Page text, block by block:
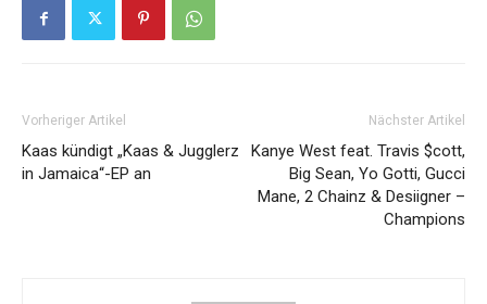
Vorheriger Artikel
Kaas kündigt „Kaas & Jugglerz
in Jamaica“-EP an
Nächster Artikel
Kanye West feat. Travis $cott,
Big Sean, Yo Gotti, Gucci
Mane, 2 Chainz & Desiigner –
Champions